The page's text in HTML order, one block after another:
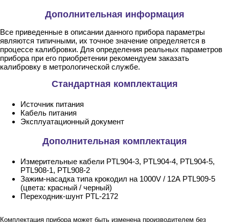
Дополнительная информация
Все приведенные в описании данного прибора параметры
являются типичными, их точное значение определяется в
процессе калибровки. Для определения реальных параметров
прибора при его приобретении рекомендуем заказать
калибровку в метрологической службе.
Стандартная комплектация
Источник питания
Кабель питания
Эксплуатационный документ
Дополнительная комплектация
Измерительные кабели PTL904-3, PTL904-4, PTL904-5,
PTL908-1, PTL908-2
Зажим-насадка типа крокодил на 1000V / 12А PTL909-5
(цвета: красный / черный)
Переходник-шунт PTL-2172
Комплектация прибора может быть изменена производителем без